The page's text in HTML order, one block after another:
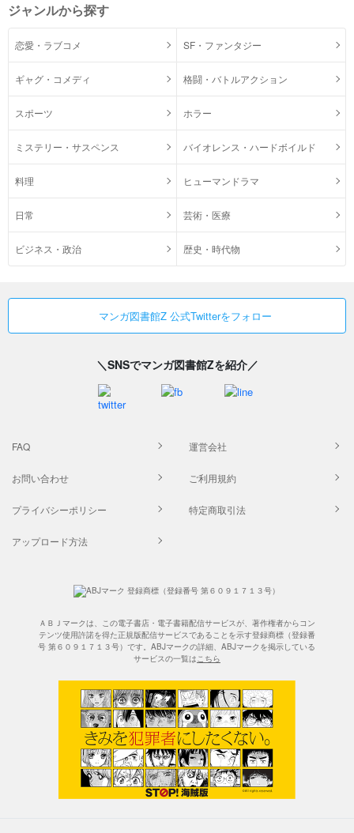
ジャンルから探す
恋愛・ラブコメ SF・ファンタジー
ギャグ・コメディ 格闘・バトルアクション
スポーツ ホラー
ミステリー・サスペンス バイオレンス・ハードボイルド
料理 ヒューマンドラマ
日常 芸術・医療
ビジネス・政治 歴史・時代物
マンガ図書館Z 公式Twitterをフォロー
＼SNSでマンガ図書館Zを紹介／
FAQ 運営会社
お問い合わせ ご利用規約
プライバシーポリシー 特定商取引法
アップロード方法
ＡＢＪマークは、この電子書店・電子書籍配信サービスが、著作権者からコン
テンツ使用許諾を得た正規版配信サービスであることを示す登録商標（登録番
号 第６０９１７１３号）です。ABJマークの詳細、ABJマークを掲示している
サービスの一覧はこちら